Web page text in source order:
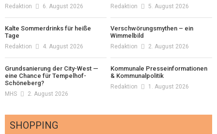
Redaktion 6. August 2026 Redaktion 5. August 2026
Kalte Sommerdrinks für heiße
Tage
Redaktion 4. August 2026
Verschwörungsmythen – ein
Wimmelbild
Redaktion 2. August 2026
Grundsanierung der City-West —
eine Chance für Tempelhof-
Schöneberg?
MHS 2. August 2026
Kommunale Presseinformationen
& Kommunalpolitik
Redaktion 1. August 2026
SHOPPING